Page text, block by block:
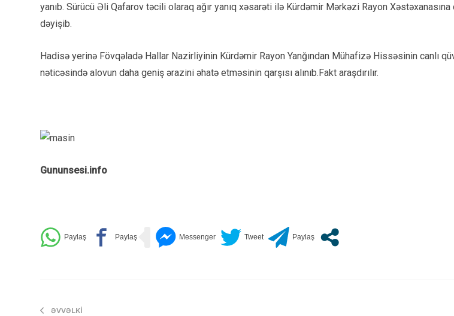
yanıb. Sürücü Əli Qafarov təcili olaraq ağır yanıq xəsarəti ilə Kürdəmir Mərkəzi Rayon Xəstəxanasına
dəyişib.
Hadisə yerinə Fövqəladə Hallar Nazirliyinin Kürdəmir Rayon Yanğından Mühafizə Hissəsinin canlı
nəticəsində alovun daha geniş ərazini əhatə etməsinin qarşısı alınıb.Fakt araşdırılır.
Gununsesi.info
ƏVVƏLKI